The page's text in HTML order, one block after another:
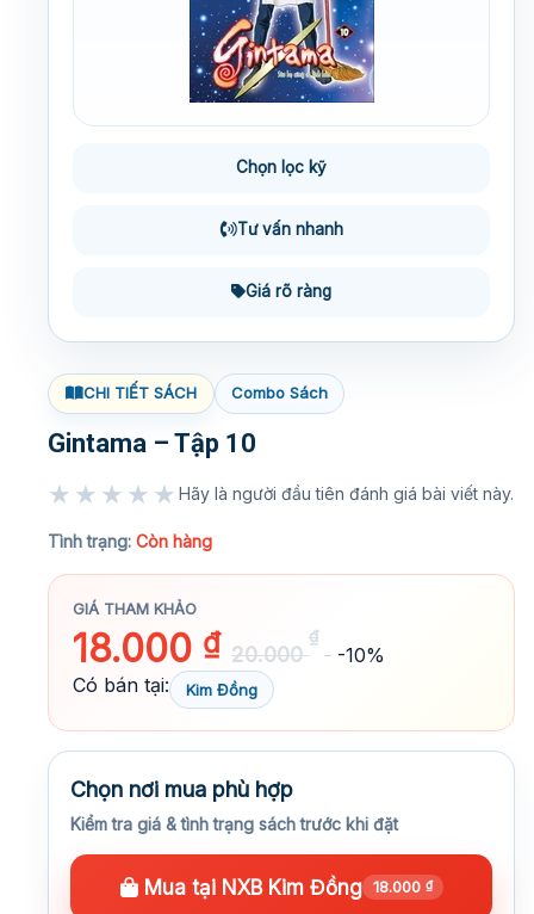
Chọn lọc kỹ
Tư vấn nhanh
Giá rõ ràng
CHI TIẾT SÁCH Combo Sách
Gintama – Tập 10
★★★★★ Hãy là người đầu tiên đánh giá bài viết này.
Tình trạng: Còn hàng
GIÁ THAM KHẢO
18.000 ₫ 20.000
₫
-10%
Có bán tại:
Kim Đồng
Chọn nơi mua phù hợp
Kiểm tra giá & tình trạng sách trước khi đặt
Mua tại NXB Kim Đồng 18.000 ₫